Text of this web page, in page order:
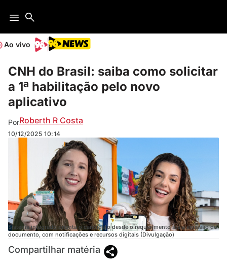
Ao vivo
CNH do Brasil: saiba como solicitar
a 1ª habilitação pelo novo
aplicativo
PorRoberth R Costa
10/12/2025 10:14
Sistema integrado orienta o candidato desde o requerimento até a emissão do
documento, com notificações e recursos digitais (Divulgação)
Compartilhar matéria